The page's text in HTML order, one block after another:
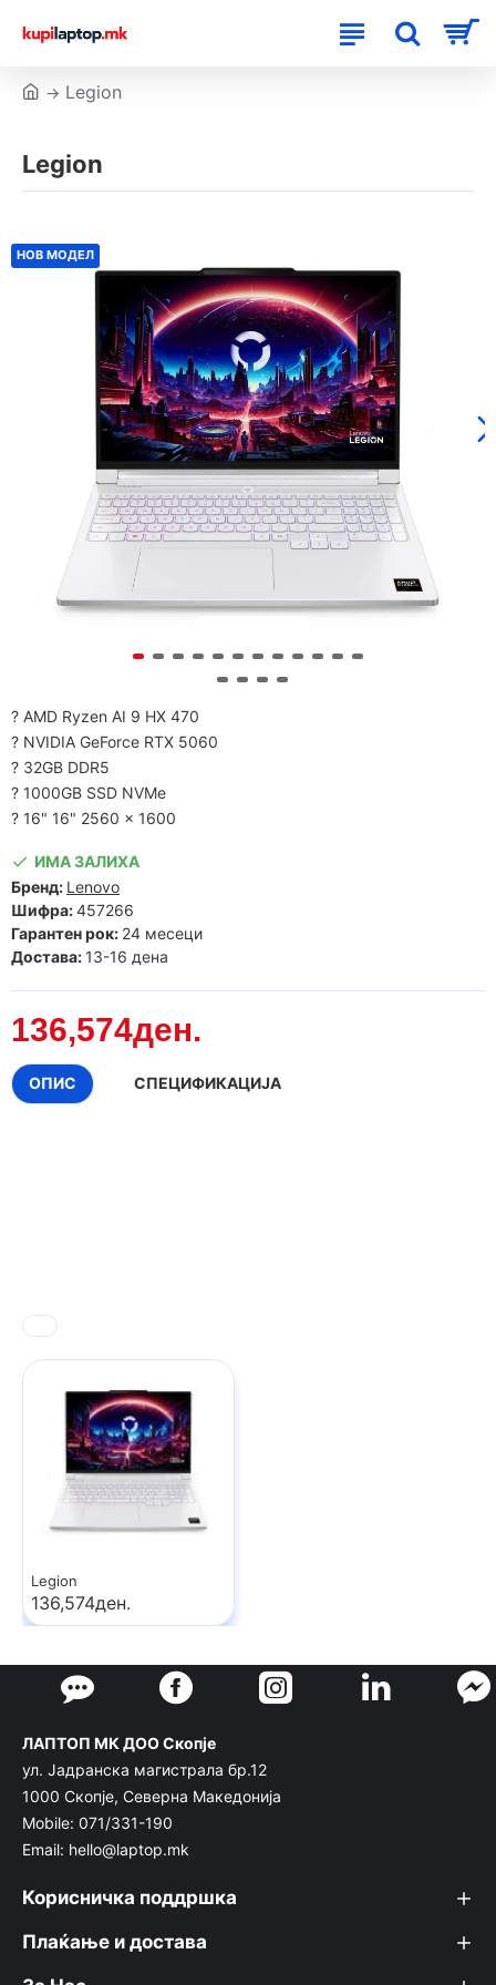
Legion
Legion
НОВ МОДЕЛ
? AMD Ryzen AI 9 HX 470
? NVIDIA GeForce RTX 5060
? 32GB DDR5
? 1000GB SSD NVMe
? 16" 16" 2560 x 1600
136,574ден.
ИМА ЗАЛИХА
Бренд: Lenovo
Шифра:457266
Гарантен рок: 24 месеци
Достава: 13-16 дена
ОПИС СПЕЦИФИКАЦИЈА
Legion
136,574ден.
ЛАПТОП МК ДОО Скопје
ул. Јадранска магистрала бр.12
1000 Скопје, Северна Македонија
Mobile: 071/331-190
Email: hello@laptop.mk
Корисничка поддршка
Плаќање и достава